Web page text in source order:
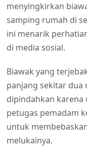
menyingkirkan
samping rumah di
ini menarik
di media sosial.
Biawak yang
panjang sekitar
dipindahkan karena
petugas pemadam
untuk
melukainya.